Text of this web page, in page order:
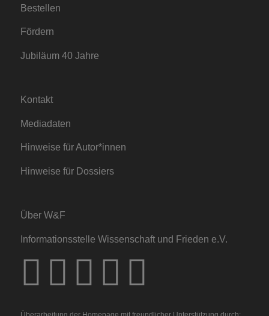
Bestellen
Fördern
Jubiläum 40 Jahre
Kontakt
Mediadaten
Hinweise für Autor*innen
Hinweise für Dossiers
Über W&F
Informationsstelle Wissenschaft und Frieden e.V.